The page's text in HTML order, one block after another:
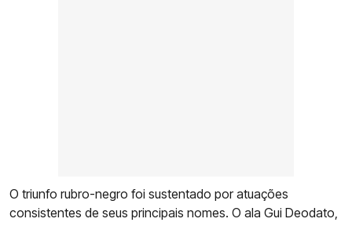
O triunfo rubro-negro foi sustentado por atuações
consistentes de seus principais nomes. O ala Gui Deodato,